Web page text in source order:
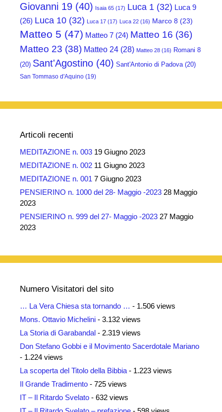
Giovanni 19 (40) Isaia 65 (17) Luca 1 (32) Luca 9
(26) Luca 10 (32) Luca 17 (17) Luca 22 (16) Marco 8 (23)
Matteo 5 (47) Matteo 7 (24) Matteo 16 (36)
Matteo 23 (38) Matteo 24 (28) Matteo 28 (16) Romani 8
(20) Sant'Agostino (40) Sant'Antonio di Padova (20)
San Tommaso d'Aquino (19)
Articoli recenti
MEDITAZIONE n. 003 19 Giugno 2023
MEDITAZIONE n. 002 11 Giugno 2023
MEDITAZIONE n. 001 7 Giugno 2023
PENSIERINO n. 1000 del 28- Maggio -2023 28 Maggio
2023
PENSIERINO n. 999 del 27- Maggio -2023 27 Maggio
2023
Numero Visitatori del sito
… La Vera Chiesa sta tornando … - 1.506 views
Mons. Ottavio Michelini - 3.132 views
La Storia di Garabandal - 2.319 views
Don Stefano Gobbi e il Movimento Sacerdotale Mariano
- 1.224 views
La scoperta del Titolo della Bibbia - 1.223 views
Il Grande Tradimento - 725 views
IT – Il Ritardo Svelato - 632 views